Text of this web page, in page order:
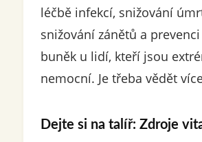
léčbě infekcí, snižování
snižování zánětů a
buněk u lidí, kteří jsou
nemocní. Je třeba vědět
Dejte si na talíř: Zdroje